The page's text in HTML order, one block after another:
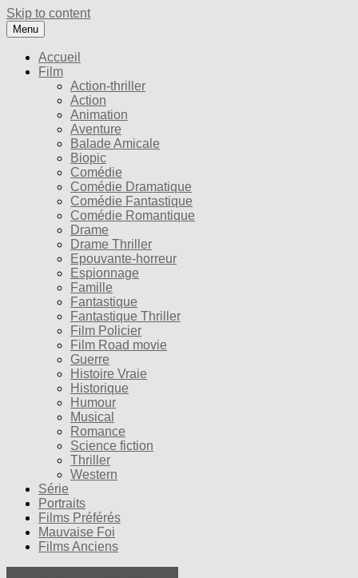
Skip to content
Menu
Accueil
Film
Action-thriller
Action
Animation
Aventure
Balade Amicale
Biopic
Comédie
Comédie Dramatique
Comédie Fantastique
Comédie Romantique
Drame
Drame Thriller
Epouvante-horreur
Espionnage
Famille
Fantastique
Fantastique Thriller
Film Policier
Film Road movie
Guerre
Histoire Vraie
Historique
Humour
Musical
Romance
Science fiction
Thriller
Western
Série
Portraits
Films Préférés
Mauvaise Foi
Films Anciens